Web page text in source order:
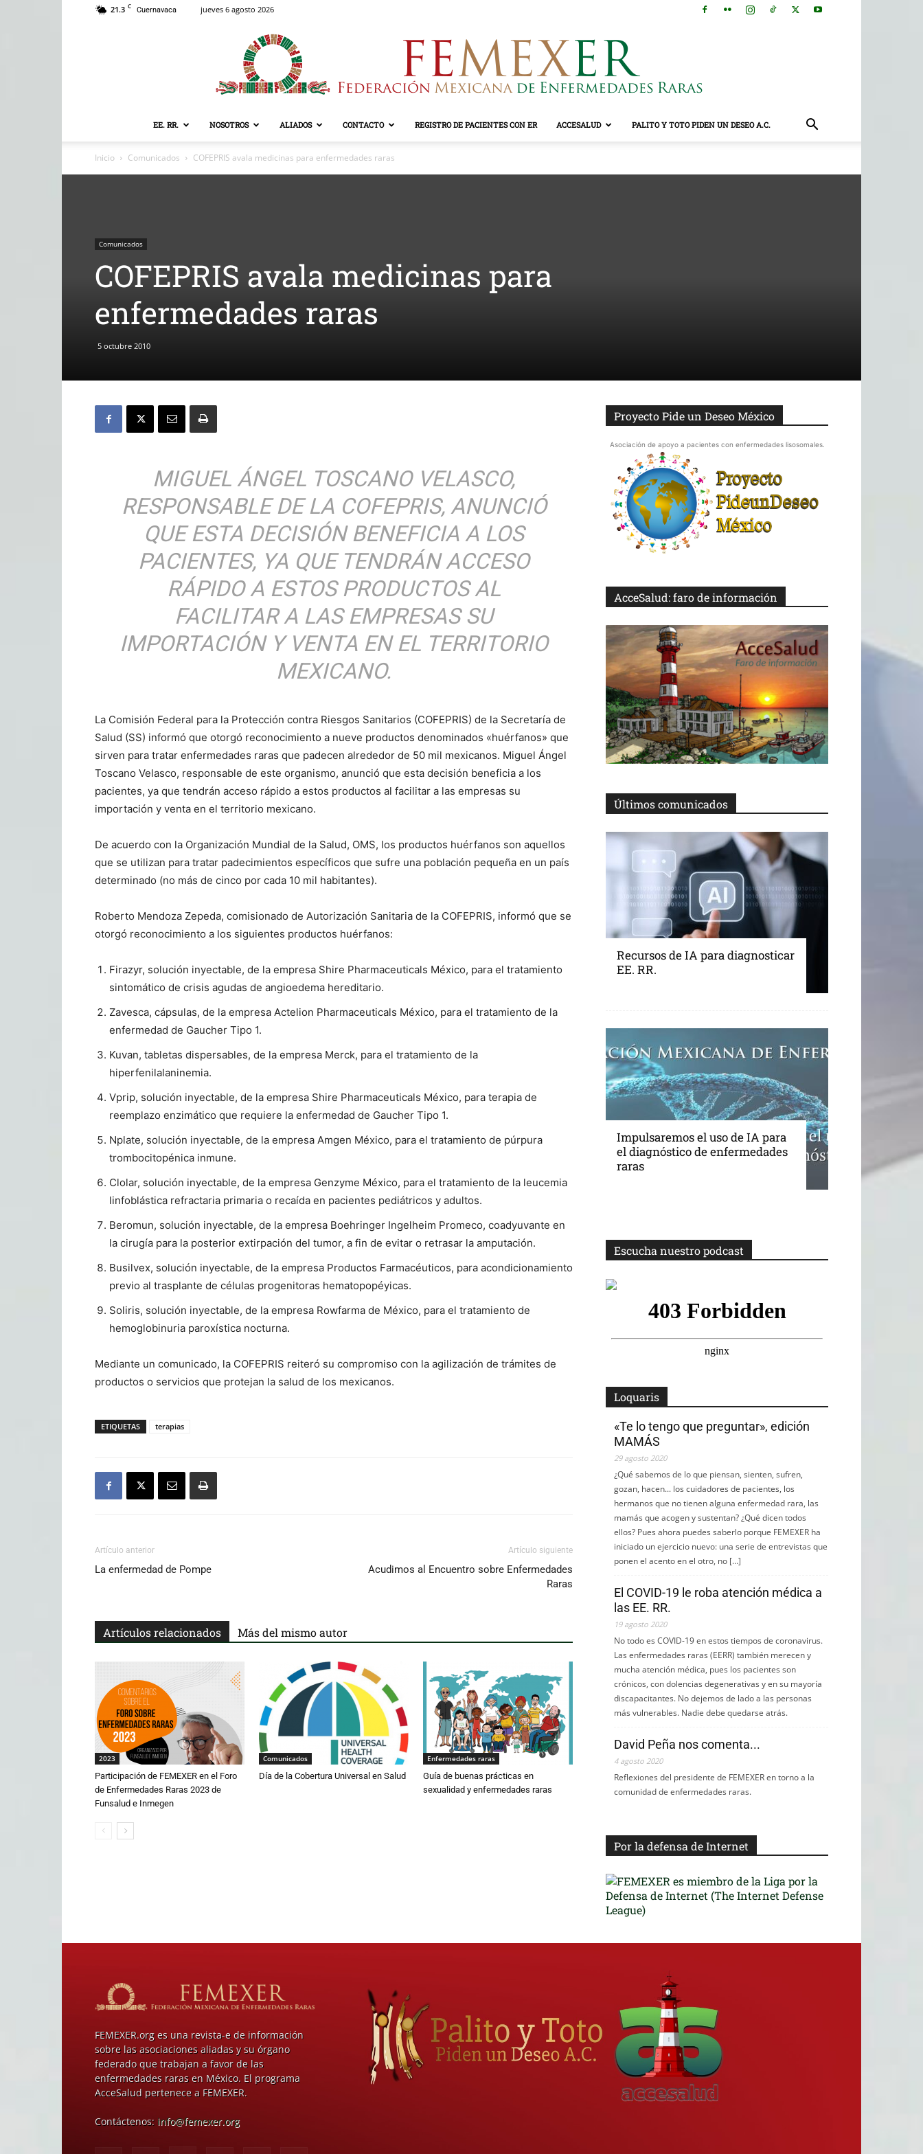
21.3 C Cuernavaca jueves 6 agosto 2026
EE. RR. NOSOTROS ALIADOS CONTACTO REGISTRO DE PACIENTES CON ER ACCESALUD PALITO Y TOTO PIDEN UN DESEO A.C.
Inicio Comunicados COFEPRIS avala medicinas para enfermedades raras
Comunicados
COFEPRIS avala medicinas para
enfermedades raras
5 octubre 2010
MIGUEL ÁNGEL TOSCANO VELASCO,
RESPONSABLE DE LA COFEPRIS, ANUNCIÓ
QUE ESTA DECISIÓN BENEFICIA A LOS
PACIENTES, YA QUE TENDRÁN ACCESO
RÁPIDO A ESTOS PRODUCTOS AL
FACILITAR A LAS EMPRESAS SU
IMPORTACIÓN Y VENTA EN EL TERRITORIO
MEXICANO.
La Comisión Federal para la Protección contra Riesgos Sanitarios (COFEPRIS) de la Secretaría de
Salud (SS) informó que otorgó reconocimiento a nueve productos denominados «huérfanos» que
sirven para tratar enfermedades raras que padecen alrededor de 50 mil mexicanos. Miguel Ángel
Toscano Velasco, responsable de este organismo, anunció que esta decisión beneficia a los
pacientes, ya que tendrán acceso rápido a estos productos al facilitar a las empresas su
importación y venta en el territorio mexicano.
De acuerdo con la Organización Mundial de la Salud, OMS, los productos huérfanos son aquellos
que se utilizan para tratar padecimientos específicos que sufre una población pequeña en un país
determinado (no más de cinco por cada 10 mil habitantes).
Roberto Mendoza Zepeda, comisionado de Autorización Sanitaria de la COFEPRIS, informó que se
otorgó reconocimiento a los siguientes productos huérfanos:
Firazyr, solución inyectable, de la empresa Shire Pharmaceuticals México, para el tratamiento
sintomático de crisis agudas de angioedema hereditario.
Zavesca, cápsulas, de la empresa Actelion Pharmaceuticals México, para el tratamiento de la
enfermedad de Gaucher Tipo 1.
Kuvan, tabletas dispersables, de la empresa Merck, para el tratamiento de la
hiperfenilalaninemia.
Vprip, solución inyectable, de la empresa Shire Pharmaceuticals México, para terapia de
reemplazo enzimático que requiere la enfermedad de Gaucher Tipo 1.
Nplate, solución inyectable, de la empresa Amgen México, para el tratamiento de púrpura
trombocitopénica inmune.
Clolar, solución inyectable, de la empresa Genzyme México, para el tratamiento de la leucemia
linfoblástica refractaria primaria o recaída en pacientes pediátricos y adultos.
Beromun, solución inyectable, de la empresa Boehringer Ingelheim Promeco, coadyuvante en
la cirugía para la posterior extirpación del tumor, a fin de evitar o retrasar la amputación.
Busilvex, solución inyectable, de la empresa Productos Farmacéuticos, para acondicionamiento
previo al trasplante de células progenitoras hematopopéyicas.
Soliris, solución inyectable, de la empresa Rowfarma de México, para el tratamiento de
hemoglobinuria paroxística nocturna.
Mediante un comunicado, la COFEPRIS reiteró su compromiso con la agilización de trámites de
productos o servicios que protejan la salud de los mexicanos.
ETIQUETAS terapias
Artículo anterior
La enfermedad de Pompe
Artículo siguiente
Acudimos al Encuentro sobre Enfermedades
Raras
Artículos relacionados Más del mismo autor
2023
Participación de FEMEXER en el Foro
de Enfermedades Raras 2023 de
Funsalud e Inmegen
Comunicados
Día de la Cobertura Universal en Salud
Enfermedades raras
Guía de buenas prácticas en
sexualidad y enfermedades raras
Proyecto Pide un Deseo México
Asociación de apoyo a pacientes con enfermedades lisosomales.
AcceSalud: faro de información
Últimos comunicados
Recursos de IA para diagnosticar
EE. RR.
Impulsaremos el uso de IA para
el diagnóstico de enfermedades
raras
Escucha nuestro podcast
Loquaris
«Te lo tengo que preguntar», edición
MAMÁS
29 agosto 2020
¿Qué sabemos de lo que piensan, sienten, sufren,
gozan, hacen... los cuidadores de pacientes, los
hermanos que no tienen alguna enfermedad rara, las
mamás que acogen y sustentan? ¿Qué dicen todos
ellos? Pues ahora puedes saberlo porque FEMEXER ha
iniciado un ejercicio nuevo: una serie de entrevistas que
ponen el acento en el otro, no […]
El COVID-19 le roba atención médica a
las EE. RR.
19 agosto 2020
No todo es COVID-19 en estos tiempos de coronavirus.
Las enfermedades raras (EERR) también merecen y
mucha atención médica, pues los pacientes son
crónicos, con dolencias degenerativas y en su mayoría
discapacitantes. No dejemos de lado a las personas
más vulnerables. Nadie debe quedarse atrás.
David Peña nos comenta...
4 agosto 2020
Reflexiones del presidente de FEMEXER en torno a la
comunidad de enfermedades raras.
Por la defensa de Internet
FEMEXER.org es una revista-e de información
sobre las asociaciones aliadas y su órgano
federado que trabajan a favor de las
enfermedades raras en México. El programa
AcceSalud pertenece a FEMEXER.
Contáctenos: info@femexer.org